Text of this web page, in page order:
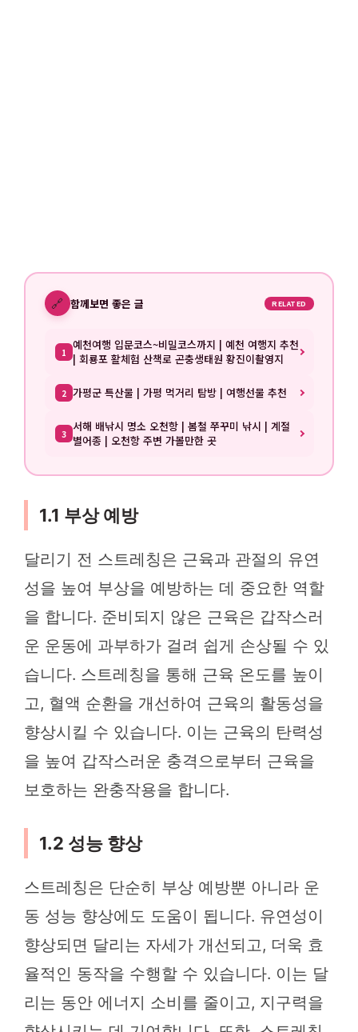
🔗 함께보면 좋은 글 RELATED
1 예천여행 입문코스~비밀코스까지 | 예천 여행지 추천
| 회룡포 활체험 산책로 곤충생태원 황진이촬영지
2 가평군 특산물 | 가평 먹거리 탐방 | 여행선물 추천
3 서해 배낚시 명소 오천항 | 봄철 쭈꾸미 낚시 | 계절
별어종 | 오천항 주변 가볼만한 곳
1.1 부상 예방
달리기 전 스트레칭은 근육과 관절의 유연
성을 높여 부상을 예방하는 데 중요한 역할
을 합니다. 준비되지 않은 근육은 갑작스러
운 운동에 과부하가 걸려 쉽게 손상될 수 있
습니다. 스트레칭을 통해 근육 온도를 높이
고, 혈액 순환을 개선하여 근육의 활동성을
향상시킬 수 있습니다. 이는 근육의 탄력성
을 높여 갑작스러운 충격으로부터 근육을
보호하는 완충작용을 합니다.
1.2 성능 향상
스트레칭은 단순히 부상 예방뿐 아니라 운
동 성능 향상에도 도움이 됩니다. 유연성이
향상되면 달리는 자세가 개선되고, 더욱 효
율적인 동작을 수행할 수 있습니다. 이는 달
리는 동안 에너지 소비를 줄이고, 지구력을